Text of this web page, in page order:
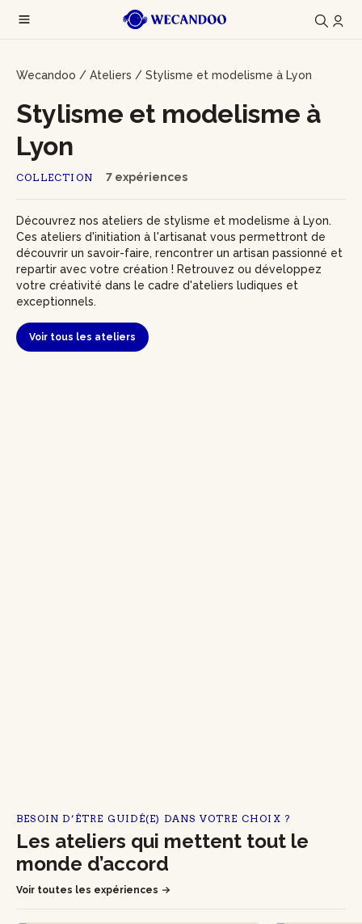
Wecandoo / Ateliers / Stylisme et modelisme à Lyon
COLLECTION 7 expériences
Stylisme et modelisme à
Lyon
Découvrez nos ateliers de stylisme et modelisme à Lyon.
Ces ateliers d'initiation à l'artisanat vous permettront de
découvrir un savoir-faire, rencontrer un artisan passionné et
repartir avec votre création ! Retrouvez ou développez
votre créativité dans le cadre d'ateliers ludiques et
exceptionnels.
Voir tous les ateliers
BESOIN D’ÊTRE GUIDÉ(E) DANS VOTRE CHOIX ?
Les ateliers qui mettent tout le
monde d’accord
Voir toutes les expériences